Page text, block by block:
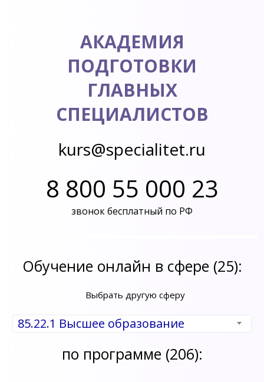
АКАДЕМИЯ
ПОДГОТОВКИ
ГЛАВНЫХ
СПЕЦИАЛИСТОВ
kurs@specialitet.ru
8 800 55 000 23
звонок бесплатный по РФ
Обучение онлайн в сфере (25):
Выбрать другую сферу
85.22.1 Высшее образование
по программе (206):